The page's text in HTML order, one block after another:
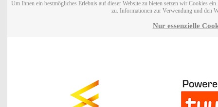
Um Ihnen ein bestmögliches Erlebnis auf dieser Website zu bieten setzen wir Cookies
zu. Informationen zur Verwendung und den
Nur essenzielle